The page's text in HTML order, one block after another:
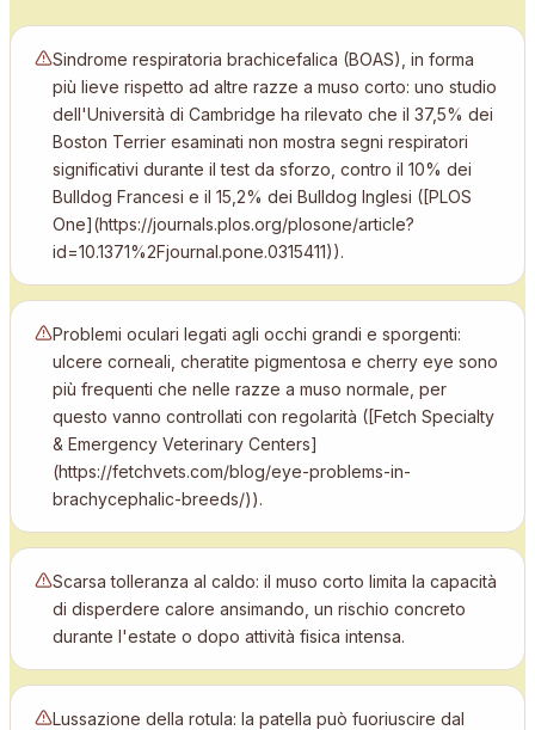
Sindrome respiratoria brachicefalica (BOAS), in forma
più lieve rispetto ad altre razze a muso corto: uno studio
dell'Università di Cambridge ha rilevato che il 37,5% dei
Boston Terrier esaminati non mostra segni respiratori
significativi durante il test da sforzo, contro il 10% dei
Bulldog Francesi e il 15,2% dei Bulldog Inglesi ([PLOS
One](https://journals.plos.org/plosone/article?
id=10.1371%2Fjournal.pone.0315411)).
Problemi oculari legati agli occhi grandi e sporgenti:
ulcere corneali, cheratite pigmentosa e cherry eye sono
più frequenti che nelle razze a muso normale, per
questo vanno controllati con regolarità ([Fetch Specialty
& Emergency Veterinary Centers]
(https://fetchvets.com/blog/eye-problems-in-
brachycephalic-breeds/)).
Scarsa tolleranza al caldo: il muso corto limita la capacità
di disperdere calore ansimando, un rischio concreto
durante l'estate o dopo attività fisica intensa.
Lussazione della rotula: la patella può fuoriuscire dal